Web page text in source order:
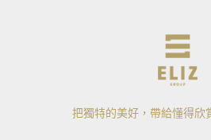
把獨特的美好，帶給懂得欣